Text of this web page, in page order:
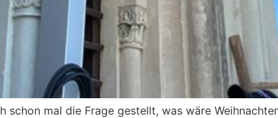
schon mal die Frage gestellt, was wäre